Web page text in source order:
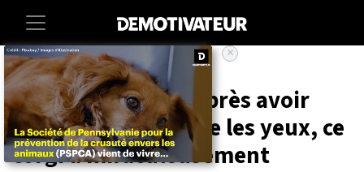
Accueil Animaux
Laissé pour mort après avoir
reçu une balle entre les yeux, ce
corgi a miraculeusement
×